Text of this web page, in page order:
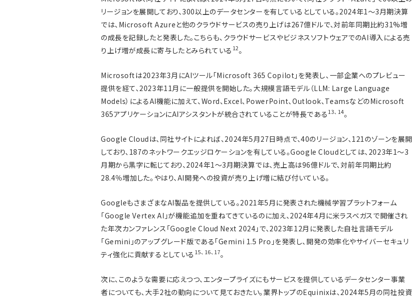
リージョンを展開しており、300以上のデータセンターを有しているとしている。2024年1～3月期決算
では、Microsoft Azureと他のクラウドサービスの売り上げは267億ドルで、対前年同期比約31%増
の成長を記録したと発表した。こちらも、クラウドサービスやビジネスソフトウェアでのAI導入による売
り上げ増が成長に寄与したとみられている 12。
Microsoftは2023年3月にAIツール「Microsoft 365 Copilot」を発表し、一部企業へのプレビュー
提供を経て、2023年11月に一般提供を開始した。大規模言語モデル（LLM: Large Language
Models）によるAI機能に加えて、Word、Excel、PowerPoint、Outlook、TeamsなどのMicrosoft
365アプリケーションにAIアシスタントが統合されていることが特長である 13、 14。
Google Cloudは、同社サイトによれば、2024年5月27日時点で、40のリージョン、121のゾーンを展開
しており、187のネットワークエッジロケーションを有している。Google Cloudとしては、2023年1～3
月期から黒字に転じており、2024年1～3月期決算では、売上高は96億ドルで、対前年同期比約
28.4％増加した。やはり、AI開発への投資が売り上げ増に結び付いている。
GoogleもさまざまなAI製品を提供している。2021年5月に発表された機械学習プラットフォーム
「Google Vertex AI」が機能追加を重ねてきているのに加え、2024年4月に米ラスベガスで開催され
た年次カンファレンス「Google Cloud Next 2024」で、2023年12月に発表した自社言語モデル
「Gemini」のアップグレード版である「Gemini 1.5 Pro」を発表し、開発の効率化やサイバーセキュリ
ティ強化に貢献するとしている 15、 16、 17。
次に、このような需要に応えつつ、エンタープライズにもサービスを提供しているデータセンター事業
者についても、大手2社の動向について見ておきたい。業界トップのEquinixは、2024年5月の同社投資